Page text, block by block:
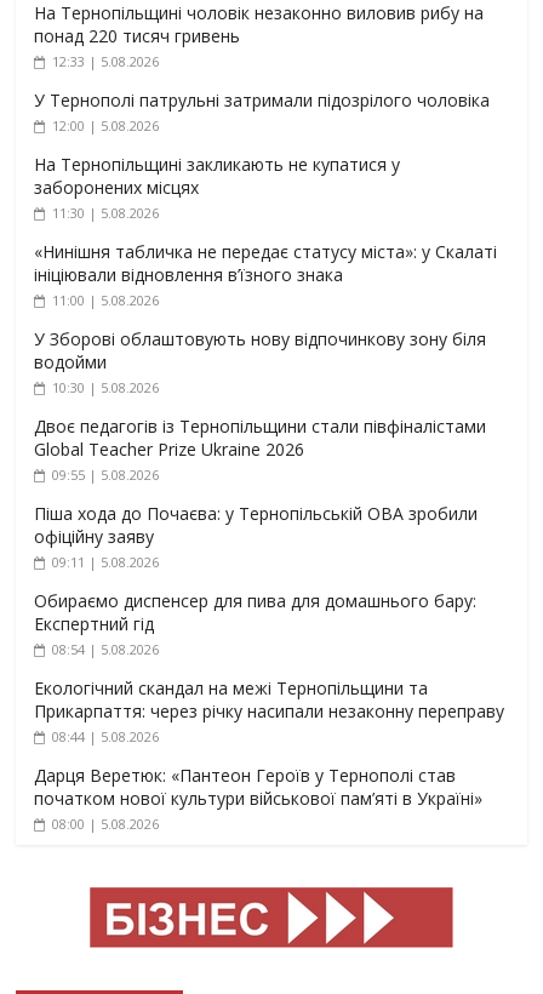
На Тернопільщині чоловік незаконно виловив рибу на
понад 220 тисяч гривень
12:33 | 5.08.2026
У Тернополі патрульні затримали підозрілого чоловіка
12:00 | 5.08.2026
На Тернопільщині закликають не купатися у
заборонених місцях
11:30 | 5.08.2026
«Нинішня табличка не передає статусу міста»: у Скалаті
ініціювали відновлення в’їзного знака
11:00 | 5.08.2026
У Зборові облаштовують нову відпочинкову зону біля
водойми
10:30 | 5.08.2026
Двоє педагогів із Тернопільщини стали півфіналістами
Global Teacher Prize Ukraine 2026
09:55 | 5.08.2026
Піша хода до Почаєва: у Тернопільській ОВА зробили
офіційну заяву
09:11 | 5.08.2026
Обираємо диспенсер для пива для домашнього бару:
Експертний гід
08:54 | 5.08.2026
Екологічний скандал на межі Тернопільщини та
Прикарпаття: через річку насипали незаконну переправу
08:44 | 5.08.2026
Дарця Веретюк: «Пантеон Героїв у Тернополі став
початком нової культури військової пам’яті в Україні»
08:00 | 5.08.2026